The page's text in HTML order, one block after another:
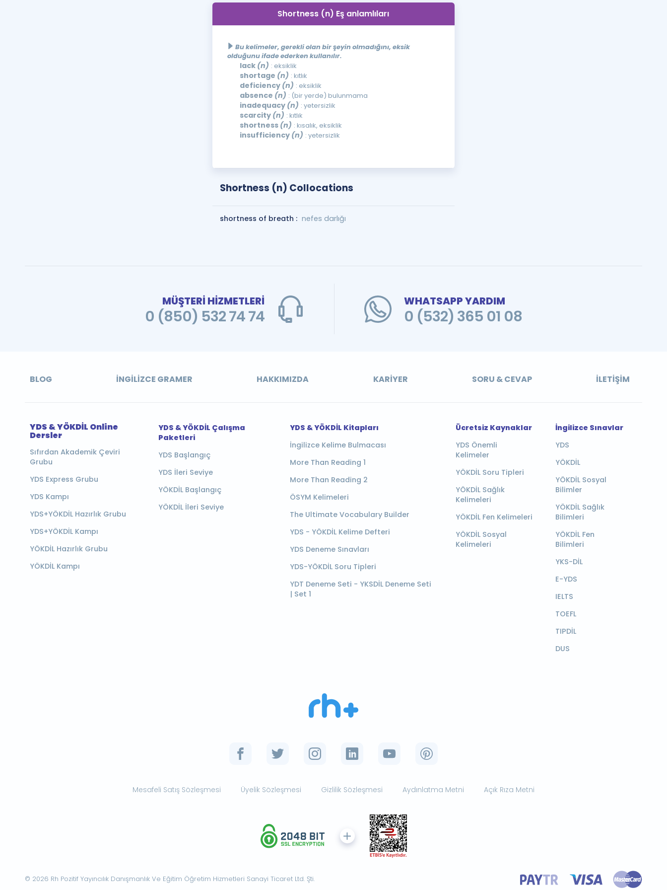
Shortness (n) Eş anlamlıları
Bu kelimeler, gerekli olan bir şeyin olmadığını, eksik
olduğunu ifade ederken kullanılır.
lack (n) : eksiklik
shortage (n) : kıtlık
deficiency (n) : eksiklik
absence (n) : (bir yerde) bulunmama
inadequacy (n) : yetersizlik
scarcity (n) : kıtlık
shortness (n) : kısalık, eksiklik
insufficiency (n) : yetersizlik
Shortness (n) Collocations
shortness of breath : nefes darlığı
MÜŞTERİ HİZMETLERİ
0 (850) 532 74 74
WHATSAPP YARDIM
0 (532) 365 01 08
BLOG İNGILIZCE GRAMER HAKKIMIZDA KARIYER SORU & CEVAP İLETIŞIM
YDS & YÖKDİL Online
Dersler
Sıfırdan Akademik Çeviri
Grubu
YDS Express Grubu
YDS Kampı
YDS+YÖKDİL Hazırlık Grubu
YDS+YÖKDİL Kampı
YÖKDİL Hazırlık Grubu
YÖKDİL Kampı
YDS & YÖKDİL Çalışma
Paketleri
YDS Başlangıç
YDS İleri Seviye
YÖKDİL Başlangıç
YÖKDİL İleri Seviye
YDS & YÖKDİL Kitapları
İngilizce Kelime Bulmacası
More Than Reading 1
More Than Reading 2
ÖSYM Kelimeleri
The Ultimate Vocabulary Builder
YDS - YÖKDİL Kelime Defteri
YDS Deneme Sınavları
YDS-YÖKDİL Soru Tipleri
YDT Deneme Seti - YKSDİL Deneme Seti
| Set 1
Ücretsiz Kaynaklar
YDS Önemli
Kelimeler
YÖKDİL Soru Tipleri
YÖKDİL Sağlık
Kelimeleri
YÖKDİL Fen Kelimeleri
YÖKDİL Sosyal
Kelimeleri
İngilizce Sınavlar
YDS
YÖKDİL
YÖKDİL Sosyal
Bilimler
YÖKDİL Sağlık
Bilimleri
YÖKDİL Fen
Bilimleri
YKS-DİL
E-YDS
IELTS
TOEFL
TIPDİL
DUS
Mesafeli Satış Sözleşmesi Üyelik Sözleşmesi Gizlilik Sözleşmesi Aydınlatma Metni Açık Rıza Metni
© 2026 Rh Pozitif Yayıncılık Danışmanlık Ve Eğitim Öğretim Hizmetleri Sanayi Ticaret Ltd. Şti.